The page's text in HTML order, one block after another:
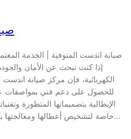
صيانة اندست المنوفية | الخدمة
إذا كنت تبحث عن الأمان
الكهربائية، فإن مركز صيانة اندست
للحصول على دعم فني بمواصفات
الإيطالية بتصميماتها المتطورة
خاصة لتشخيص أعطالها ومعالجتها بدقة، وهو ما نضمنه لك في…